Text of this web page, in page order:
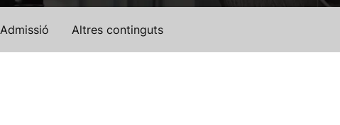
Admissió Altres continguts